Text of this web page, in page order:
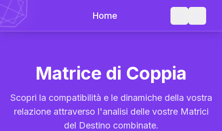
Home
Matrice di Coppia
Scopri la compatibilità e le dinamiche della vostra
relazione attraverso l'analisi delle vostre Matrici
del Destino combinate.